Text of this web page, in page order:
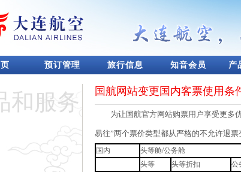
预订管理 旅行信息 知音会员 产
和服务 国航网站变更国内客票使用条
为让国航官方网站购票用户享受更多
易往”两个票价类型都从严格的不允许退
国内
头等舱/公务舱
头等
头等折扣 公